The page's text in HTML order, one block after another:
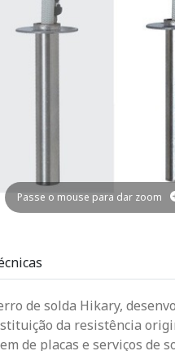
Passe o mouse para dar zoom
de solda Hikary,
da resistência
de placas e serviços de